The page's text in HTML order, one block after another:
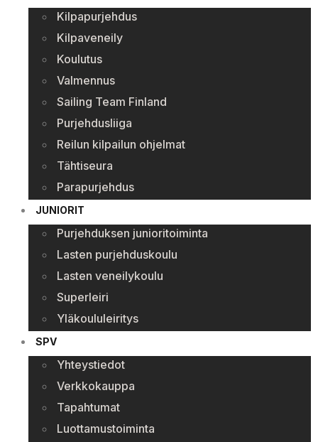
Kilpapurjehdus
Kilpaveneily
Koulutus
Valmennus
Sailing Team Finland
Purjehdusliiga
Reilun kilpailun ohjelmat
Tähtiseura
Parapurjehdus
JUNIORIT
Purjehduksen junioritoiminta
Lasten purjehduskoulu
Lasten veneilykoulu
Superleiri
Yläkoululeiritys
SPV
Yhteystiedot
Verkkokauppa
Tapahtumat
Luottamustoiminta